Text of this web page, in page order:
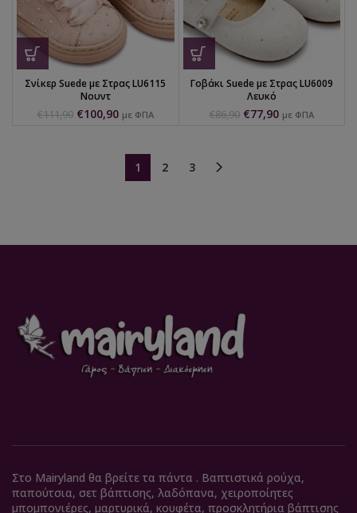
Σνίκερ Suede με Στρας LU6115
Νουντ
€111,90 €100,90 με ΦΠΑ
Γοβάκι Suede με Στρας LU6009
Λευκό
€86,90 €77,90 με ΦΠΑ
1 2 3
Στο Mairyland θα βρείτε τα πάντα . Βαπτιστικά ρούχα,
παπούτσια, σετ βάπτισης, λαδόπανα, χειροποίητες
μπομπονιέρες, μαρτυρικά, κουφέτα, προσκλητήρια βάπτισης